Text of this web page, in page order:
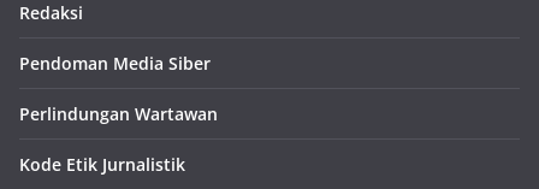
Redaksi
Pendoman Media Siber
Perlindungan Wartawan
Kode Etik Jurnalistik